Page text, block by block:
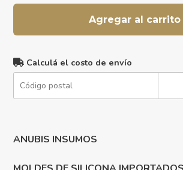
Agregar al carrito
Calculá el costo de envío
ANUBIS INSUMOS